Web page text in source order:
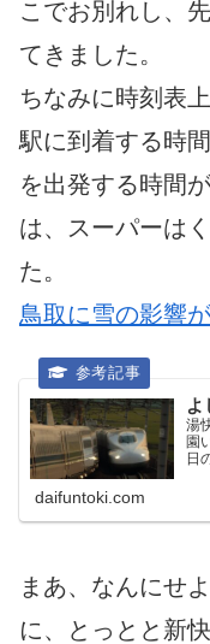
こでお別れし、
てきました。
ちなみに時刻表
駅に到着する時
を出発する時間
は、スーパーは
た。
鳥取に雪の影響
よ
湯
園
日
daifuntoki.com
まあ、なんにせ
に、とっとと新